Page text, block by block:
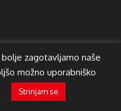
zagotavljamo naše
možno uporabniško
Strinjam se